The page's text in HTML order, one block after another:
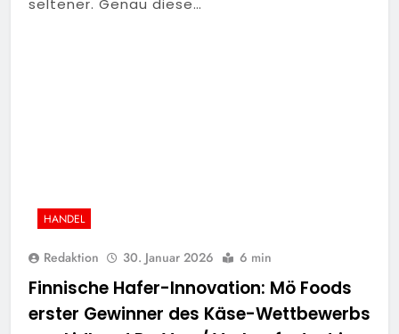
seltener. Genau diese…
HANDEL
Redaktion 30. Januar 2026 6 min
Finnische Hafer-Innovation: Mö Foods
erster Gewinner des Käse-Wettbewerbs